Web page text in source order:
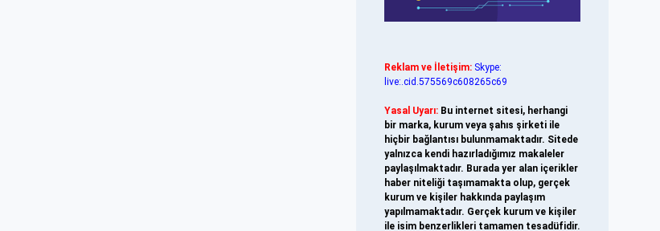
Reklam ve İletişim: Skype:
live:.cid.575569c608265c69
Yasal Uyarı: Bu internet sitesi, herhangi
bir marka, kurum veya şahıs şirketi ile
hiçbir bağlantısı bulunmamaktadır. Sitede
yalnızca kendi hazırladığımız makaleler
paylaşılmaktadır. Burada yer alan içerikler
haber niteliği taşımamakta olup, gerçek
kurum ve kişiler hakkında paylaşım
yapılmamaktadır. Gerçek kurum ve kişiler
ile isim benzerlikleri tamamen tesadüfidir.